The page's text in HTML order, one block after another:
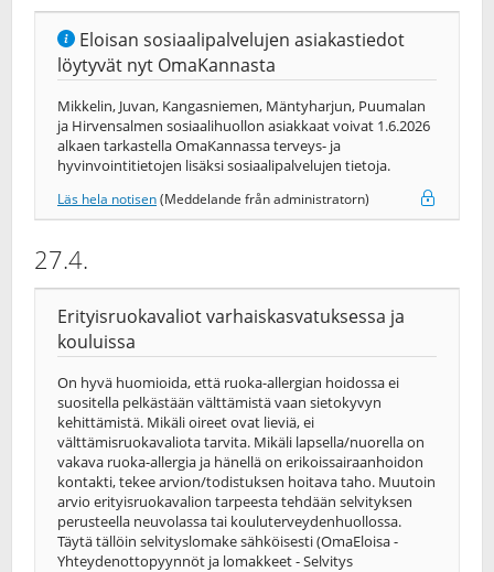
Eloisan sosiaalipalvelujen asiakastiedot
löytyvät nyt OmaKannasta
Mikkelin, Juvan, Kangasniemen, Mäntyharjun, Puumalan
ja Hirvensalmen sosiaalihuollon asiakkaat voivat 1.6.2026
alkaen tarkastella OmaKannassa terveys-​ ja
hyvinvointitietojen lisäksi sosiaalipalvelujen tietoja.
Läs hela notisen(Meddelande från administratorn)
27.4.
Erityisruokavaliot varhaiskasvatuksessa ja
kouluissa
On hyvä huomioida, että ruoka-allergian hoidossa ei
suositella pelkästään välttämistä vaan sietokyvyn
kehittämistä. Mikäli oireet ovat lieviä, ei
välttämisruokavaliota tarvita. Mikäli lapsella/nuorella on
vakava ruoka-allergia ja hänellä on erikoissairaanhoidon
kontakti, tekee arvion/todistuksen hoitava taho. Muutoin
arvio erityisruokavalion tarpeesta tehdään selvityksen
perusteella neuvolassa tai kouluterveydenhuollossa.
Täytä tällöin selvityslomake sähköisesti (OmaEloisa -
Yhteydenottopyynnöt ja lomakkeet - Selvitys